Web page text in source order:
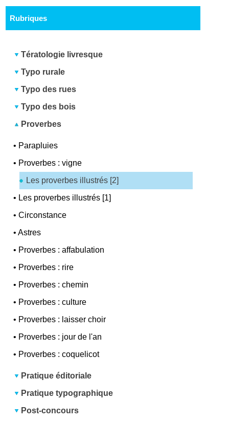
Rubriques
Tératologie livresque
Typo rurale
Typo des rues
Typo des bois
Proverbes
• Parapluies
• Proverbes : vigne
Les proverbes illustrés [2]
• Les proverbes illustrés [1]
•Circonstance
•Astres
• Proverbes : affabulation
• Proverbes : rire
• Proverbes : chemin
• Proverbes : culture
• Proverbes : laisser choir
• Proverbes : jour de l'an
• Proverbes : coquelicot
Pratique éditoriale
Pratique typographique
Post-concours